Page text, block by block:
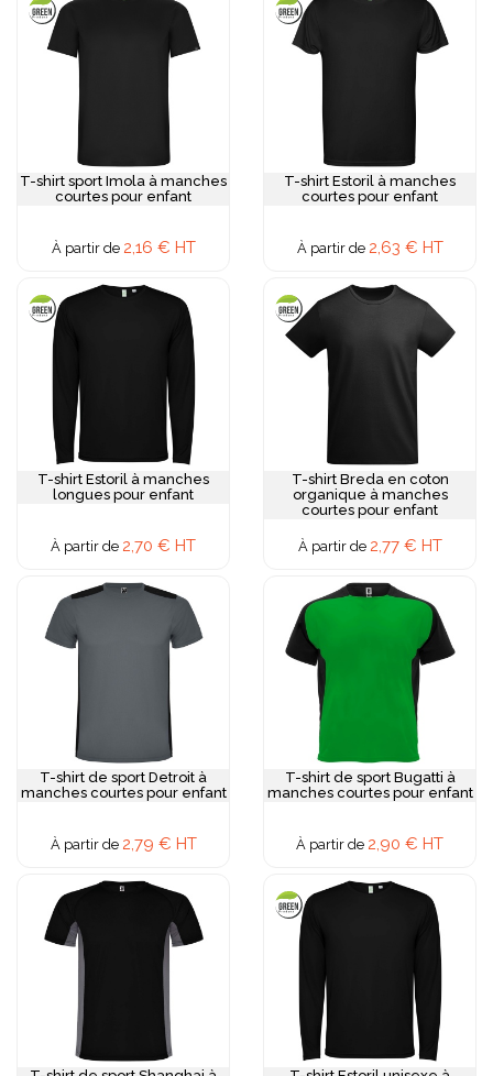
T-shirt sport Imola à manches
courtes pour enfant
À partir de 2,16 € HT
T-shirt Estoril à manches
courtes pour enfant
À partir de 2,63 € HT
T-shirt Estoril à manches
longues pour enfant
À partir de 2,70 € HT
T-shirt Breda en coton
organique à manches
courtes pour enfant
À partir de 2,77 € HT
T-shirt de sport Detroit à
manches courtes pour enfant
À partir de 2,79 € HT
T-shirt de sport Bugatti à
manches courtes pour enfant
À partir de 2,90 € HT